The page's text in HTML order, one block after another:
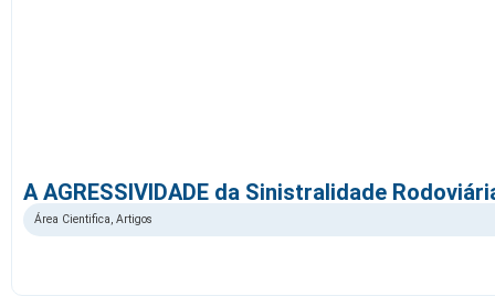
A AGRESSIVIDADE da Sinistralidade
Área Cientifica, Artigos